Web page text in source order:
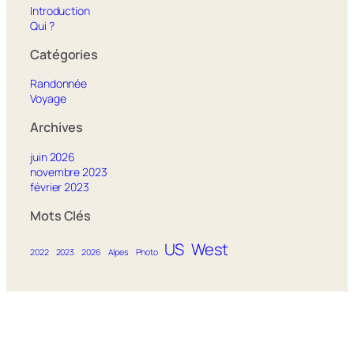
Introduction
Qui ?
Catégories
Randonnée
Voyage
Archives
juin 2026
novembre 2023
février 2023
Mots Clés
2022 2023 2026 Alpes Photo US West